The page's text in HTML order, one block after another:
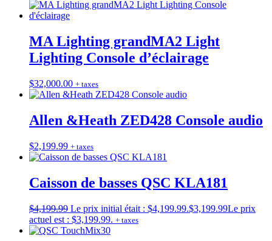
MA Lighting grandMA2 Light
Lighting Console d’éclairage
$32,000.00 + taxes
Allen &Heath ZED428 Console audio
$2,199.99 + taxes
Caisson de basses QSC KLA181
$4,199.99 Le prix initial était : $4,199.99.$3,199.99Le prix
actuel est : $3,199.99. + taxes